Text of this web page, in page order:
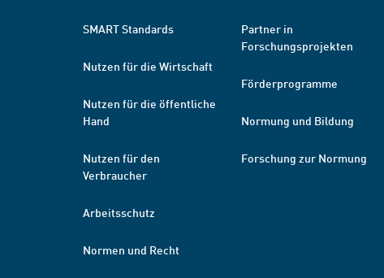
SMART Standards
Nutzen für die Wirtschaft
Nutzen für die öffentliche
Hand
Nutzen für den
Verbraucher
Arbeitsschutz
Normen und Recht
Partner in
Forschungsprojekten
Förderprogramme
Normung und Bildung
Forschung zur Normung